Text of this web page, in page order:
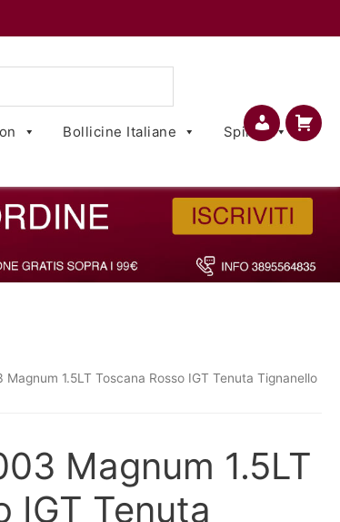
Bollicine Italiane Spirits
Magnum 1.5LT Toscana Rosso IGT Tenuta Tignanello
Magnum 1.5LT
IGT Tenuta